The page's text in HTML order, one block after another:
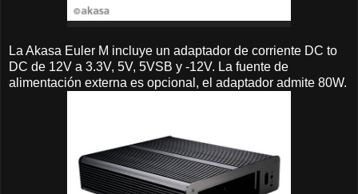
La Akasa Euler M incluye un adaptador de corriente DC to
DC de 12V a 3.3V, 5V, 5VSB y -12V. La fuente de
alimentación externa es opcional, el adaptador admite 80W.